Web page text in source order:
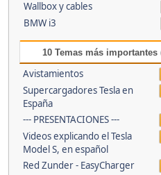
Wallbox y cables
BMW i3
10 Temas más importantes
Avistamientos
Supercargadores Tesla en
España
--- PRESENTACIONES ---
Videos explicando el Tesla
Model S, en español
Red Zunder - EasyCharger